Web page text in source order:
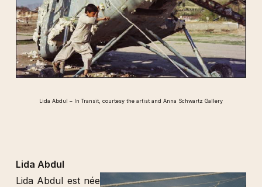
Lida Abdul – In Transit, courtesy the artist and Anna Schwartz Gallery
Lida Abdul
Lida Abdul est née